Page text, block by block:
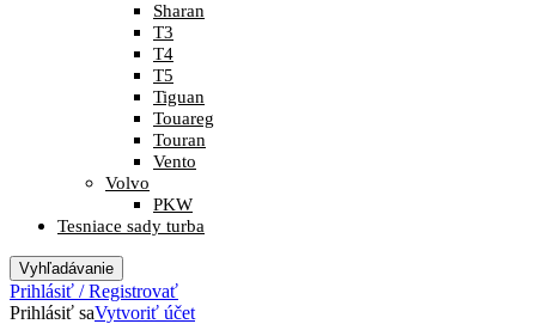
Sharan
T3
T4
T5
Tiguan
Touareg
Touran
Vento
Volvo
PKW
Tesniace sady turba
Vyhľadávanie
Prihlásiť / Registrovať
Prihlásiť saVytvoriť účet